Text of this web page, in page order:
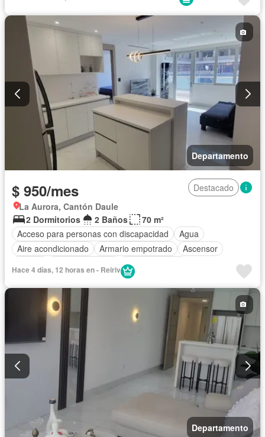
Departamento
$ 950/mes
Destacado
La Aurora, Cantón Daule
2 Dormitorios
2 Baños
70 m²
Acceso para personas con discapacidad
Agua
Aire acondicionado
Armario empotrado
Ascensor
Cocina integral
Electricidad
Gas natural
Gimnasio Garita de guardianía
Piscina
Conserje
Seguridad Terraza
Vista panorámica
Completamente amoblado
Hace 4 días, 12 horas en - Reiriv
Departamento